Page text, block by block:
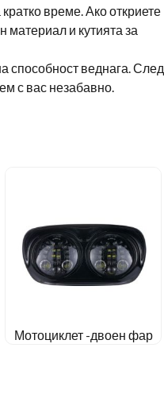
време. Ако откриете
материал и кутията за
способност веднага. След
с вас незабавно.
Мотоциклет -двоен фар